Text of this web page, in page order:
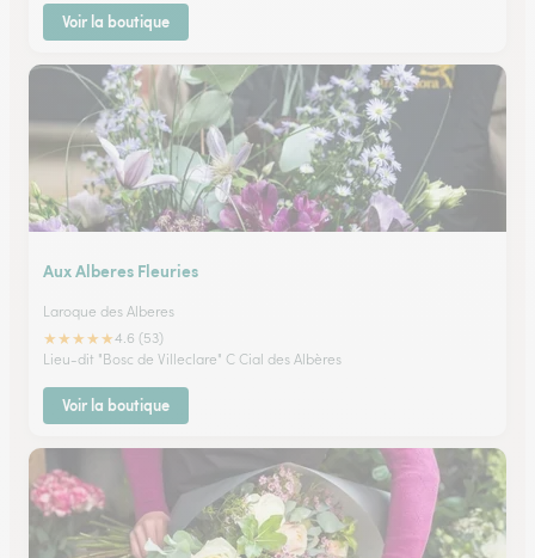
Voir la boutique
Aux Alberes Fleuries
Laroque des Alberes
★★★★★4.6 (53)
Lieu-dit "Bosc de Villeclare" C Cial des Albères
Voir la boutique